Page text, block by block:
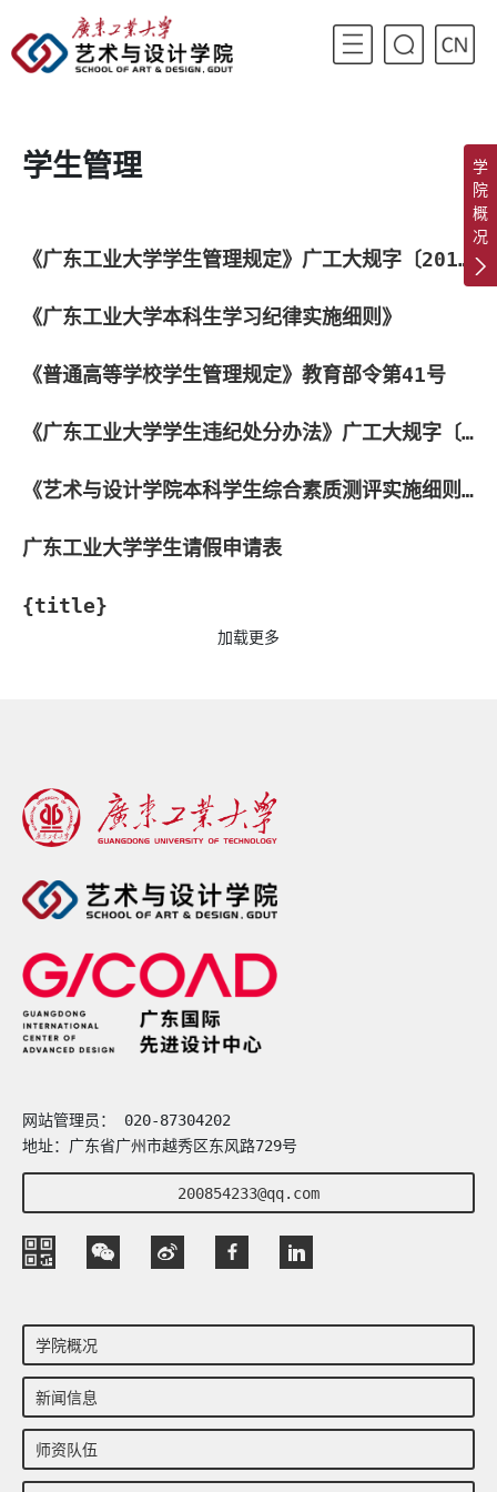
学
院
概
况
学生管理
《广东工业大学学生管理规定》广工大规字〔2017〕28号
《广东工业大学本科生学习纪律实施细则》
《普通高等学校学生管理规定》教育部令第41号
《广东工业大学学生违纪处分办法》广工大规字〔2022〕1号
《艺术与设计学院本科学生综合素质测评实施细则》2024年7月汇编
广东工业大学学生请假申请表
{title}
加载更多
网站管理员： 020-87304202
地址：广东省广州市越秀区东风路729号
200854233@qq.com
学院概况
新闻信息
师资队伍